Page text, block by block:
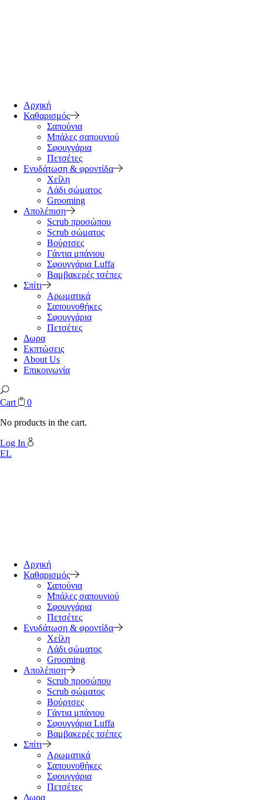
Αρχική
Καθαρισμός
Σαπούνια
Μπάλες σαπουνιού
Σφουγγάρια
Πετσέτες
Ενυδάτωση & φροντίδα
Χείλη
Λάδι σώματος
Grooming
Απολέπιση
Scrub προσώπου
Scrub σώματος
Βούρτσες
Γάντια μπάνιου
Σφουγγάρια Luffa
Βαμβακερές τσέπες
Σπίτι
Αρωματικά
Σαπουνοθήκες
Σφουγγάρια
Πετσέτες
Δωρα
Εκπτώσεις
About Us
Επικοινωνία
Cart
0
No products in the cart.
Log In
EL
Αρχική
Καθαρισμός
Σαπούνια
Μπάλες σαπουνιού
Σφουγγάρια
Πετσέτες
Ενυδάτωση & φροντίδα
Χείλη
Λάδι σώματος
Grooming
Απολέπιση
Scrub προσώπου
Scrub σώματος
Βούρτσες
Γάντια μπάνιου
Σφουγγάρια Luffa
Βαμβακερές τσέπες
Σπίτι
Αρωματικά
Σαπουνοθήκες
Σφουγγάρια
Πετσέτες
Δωρα